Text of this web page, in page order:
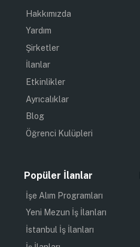
Hakkımızda
Yardım
Şirketler
İlanlar
Etkinlikler
Ayrıcalıklar
Blog
Öğrenci Kulüpleri
Popüler İlanlar
İşe Alım Programları
Yeni Mezun İş İlanları
İstanbul İş İlanları